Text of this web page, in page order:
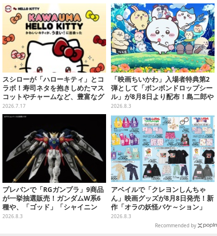
スシローが「ハローキティ」とコ
ラボ！寿司ネタを抱きしめたマス
コットやチャームなど、豊富なグ
ッズ付きメニューを展開
2026.7.17
「映画ちいかわ」入場者特典第2
弾として「ボンボンドロップシー
ル」が8月8日より配布！島二郎や
セイレーンはもちろん、人魚のウ
ロコまで…
2026.8.3
プレバンで「RGガンプラ」9商品
が一挙抽選販売！ガンダムW系6
種や、「ゴッド」「シャイニン
グ」も
2026.8.3
アベイルで「クレヨンしんちゃ
ん」映画グッズが8月8日発売！新
作「オラの妖怪バケ～ション」
や、「ヘンダーランド」「暗黒タ
マタマ」などをフィーチャー
2026.8.3
Recommended by